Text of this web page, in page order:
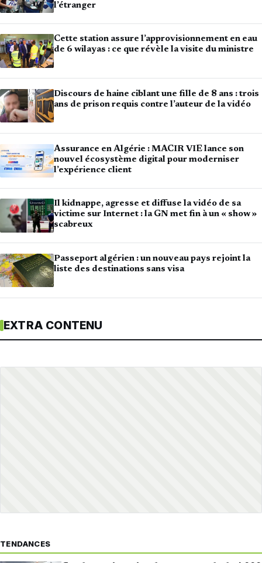
l’étranger
Cette station assure l’approvisionnement en eau
de 6 wilayas : ce que révèle la visite du ministre
Discours de haine ciblant une fille de 8 ans : trois
ans de prison requis contre l’auteur de la vidéo
Assurance en Algérie : MACIR VIE lance son
nouvel écosystème digital pour moderniser
l’expérience client
Il kidnappe, agresse et diffuse la vidéo de sa
victime sur Internet : la GN met fin à un « show »
scabreux
Passeport algérien : un nouveau pays rejoint la
liste des destinations sans visa
EXTRA CONTENU
TENDANCES